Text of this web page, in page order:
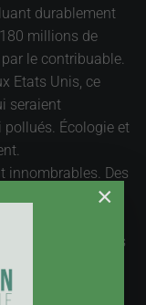
durablement
millions de
le contribuable.
Etats Unis, ce
seraient
pollués. Écologie et
innombrables. Des
question de
Il faut qu'il y
lourd, ou projets
qui seront
×